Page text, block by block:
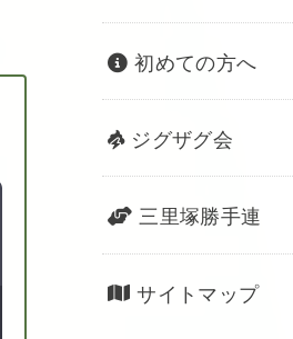
初めての方へ
ジグザグ会
三里塚勝手連
サイトマップ